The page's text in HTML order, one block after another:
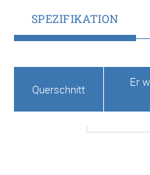
SPEZIFIKATION
Querschnitt
Er